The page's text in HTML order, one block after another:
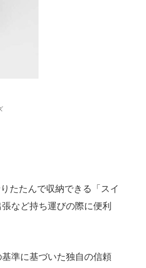
たたんで収納できる「スイ
など持ち運びの際に便利
準に基づいた独自の信頼